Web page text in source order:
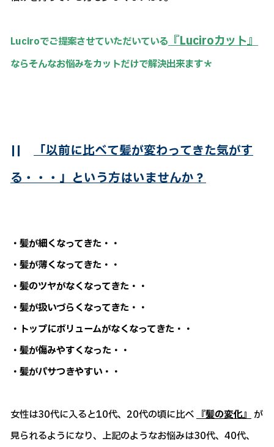
Luciroでご提案させていただいている『Luciroカット』
ならそんなお悩みをカットだけで解決出来ます＊
|| 「以前に比べて髪が変わってきた気がす
る・・・」という方はいませんか？
・髪が細くなってきた・・
・髪が薄くなってきた・・
・髪のツヤがなくなってきた・・
・髪が扱いづらくなってきた・・
・トップにボリュームがなくなってきた・・
・髪が傷みやすくなった・・
・髪がパサつきやすい・・
女性は30代に入ると10代、20代の頃に比べ『髪の変化』が
見られるようになり、上記のようなお悩みは30代、40代、